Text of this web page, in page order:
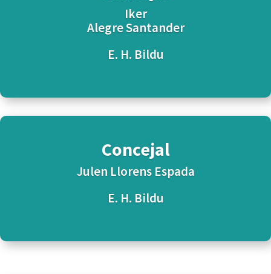
Iker
Alegre Santander
E. H. Bildu
Concejal
Julen Llorens Espada
E. H. Bildu